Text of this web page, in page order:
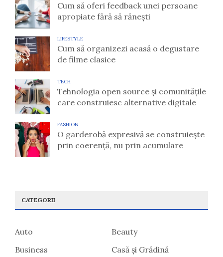
Cum să oferi feedback unei persoane
apropiate fără să rănești
LIFESTYLE
Cum să organizezi acasă o degustare
de filme clasice
TECH
Tehnologia open source și comunitățile
care construiesc alternative digitale
FASHION
O garderobă expresivă se construiește
prin coerență, nu prin acumulare
CATEGORII
Auto
Beauty
Business
Casă și Grădină